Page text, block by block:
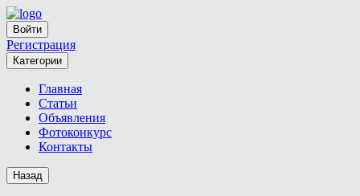
Войти
Регистрация
Категории
Главная
Статьи
Объявления
Фотоконкурс
Контакты
Назад